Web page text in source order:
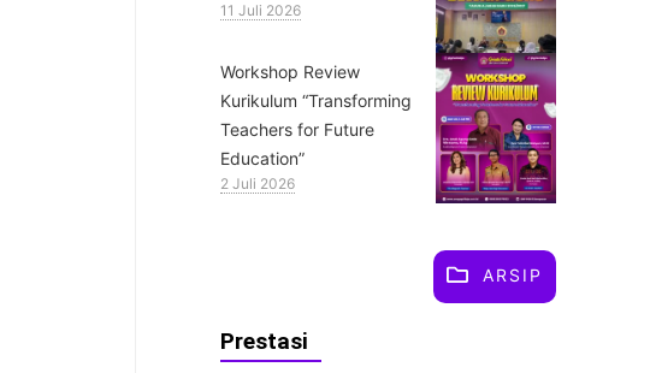
11 Juli 2026
Workshop Review
Kurikulum “Transforming
Teachers for Future
Education”
2 Juli 2026
ARSIP
Prestasi